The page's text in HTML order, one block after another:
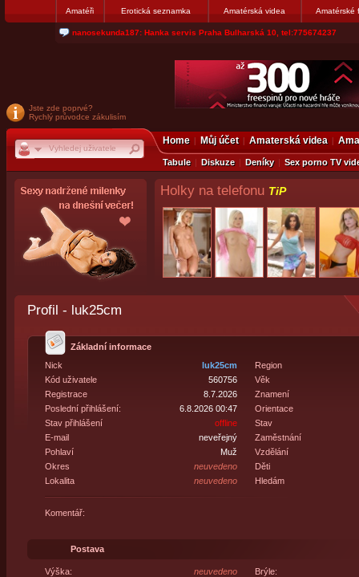
Amatéři Erotická seznamka Amatérská videa Amatérské
nanosekunda187: Hanka servis Praha Bulharská 10, tel:775674237
Jste zde poprvé?
Rychlý průvodce zákulisím
Home Můj účet Amaterská videa
Tabule Diskuze Deníky Sex porno TV
Holky na telefonu TiP
Profil - luk25cm
Základní informace
Nick
luk25cm
Kód uživatele
560756
Registrace
8.7.2026
Poslední přihlášení:
6.8.2026 00:47
Stav přihlášení
offline
E-mail
neveřejný
Pohlaví
Muž
Okres
neuvedeno
Lokalita
neuvedeno
Region
Věk
Znamení
Orientace
Stav
Zaměstnání
Vzdělání
Děti
Hledám
Komentář:
Postava
Výška:
neuvedeno
Brýle: